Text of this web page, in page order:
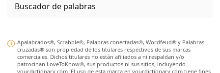
Buscador de palabras
Apalabrados®, Scrabble®, Palabras conectadas®, Wordfeud® y Palabras
cruzadas® son propiedad de los titulares respectivos de sus marcas
comerciales. Dichos titulares no están afiliados a ni respaldan y/o
patrocinan LoveToKnow®, sus productos ni sus sitios, incluyendo
yourdictionary.com. El uso de esta marca en yourdictionary.com tiene fines